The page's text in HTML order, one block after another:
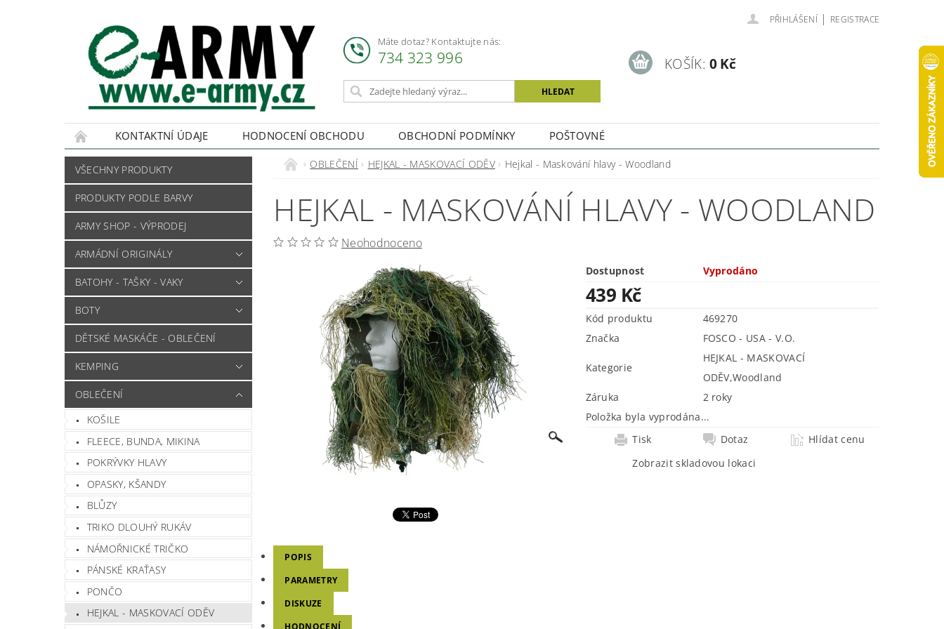
Máte dotaz? Kontaktujte nás:
734 323 996
PŘIHLÁŠENÍ | REGISTRACE
KOŠÍK: 0 Kč
KONTAKTNÍ ÚDAJE HODNOCENÍ OBCHODU OBCHODNÍ PODMÍNKY POŠTOVNÉ
VŠECHNY PRODUKTY
PRODUKTY PODLE BARVY
ARMY SHOP - VÝPRODEJ
ARMÁDNÍ ORIGINÁLY
BATOHY - TAŠKY - VAKY
BOTY
DĚTSKÉ MASKÁČE - OBLEČENÍ
KEMPING
OBLEČENÍ
KOŠILE
FLEECE, BUNDA, MIKINA
POKRÝVKY HLAVY
OPASKY, KŠANDY
BLŮZY
TRIKO DLOUHÝ RUKÁV
NÁMOŘNICKÉ TRIČKO
PÁNSKÉ KRAŤASY
PONČO
HEJKAL - MASKOVACÍ ODĚV
OBLEČENÍ HEJKAL - MASKOVACÍ ODĚV Hejkal - Maskování hlavy - Woodland
HEJKAL - MASKOVÁNÍ HLAVY - WOODLAND
Neohodnoceno
Dostupnost Vyprodáno
439 Kč
Kód produktu
469270
Značka
FOSCO - USA - V.O.
Kategorie
HEJKAL - MASKOVACÍ
ODĚV,Woodland
Záruka
2 roky
Položka byla vyprodána...
Tisk
Dotaz
Hlídat cenu
Zobrazit skladovou lokaci
POPIS
PARAMETRY
DISKUZE